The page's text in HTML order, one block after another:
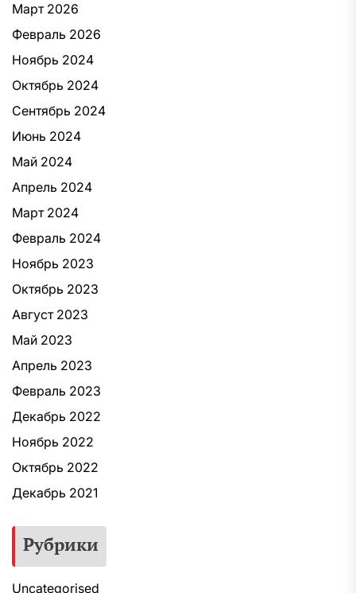
Март 2026
Февраль 2026
Ноябрь 2024
Октябрь 2024
Сентябрь 2024
Июнь 2024
Май 2024
Апрель 2024
Март 2024
Февраль 2024
Ноябрь 2023
Октябрь 2023
Август 2023
Май 2023
Апрель 2023
Февраль 2023
Декабрь 2022
Ноябрь 2022
Октябрь 2022
Декабрь 2021
Рубрики
Uncategorised